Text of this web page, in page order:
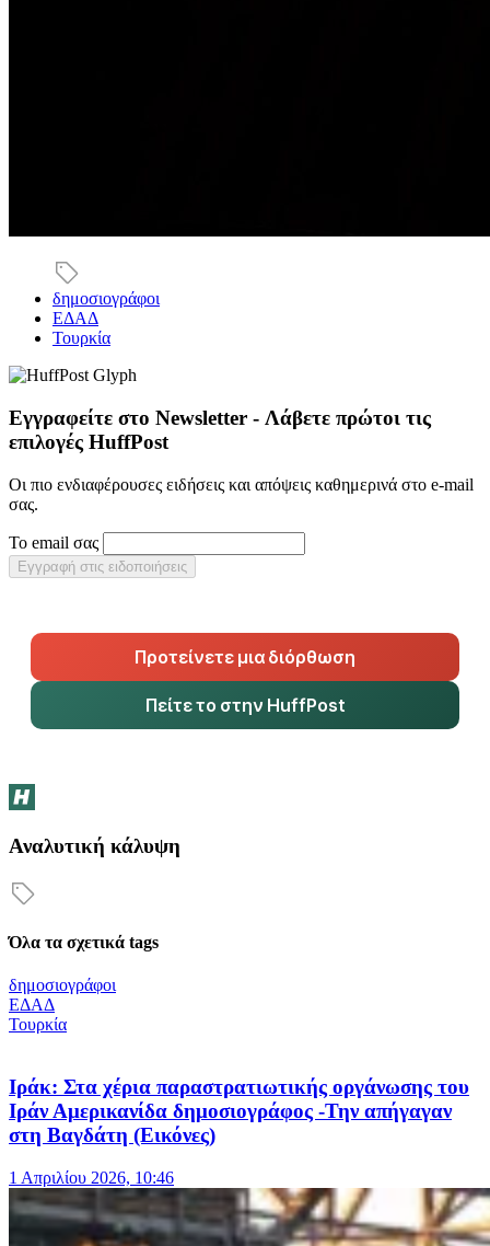
δημοσιογράφοι
ΕΔΑΔ
Τουρκία
Εγγραφείτε στο Newsletter - Λάβετε πρώτοι τις
επιλογές HuffPost
Οι πιο ενδιαφέρουσες ειδήσεις και απόψεις καθημερινά στο e-mail
σας.
Το email σας
Εγγραφή στις ειδοποιήσεις
Προτείνετε μια διόρθωση
Πείτε το στην HuffPost
Αναλυτική κάλυψη
Όλα τα σχετικά tags
δημοσιογράφοι
ΕΔΑΔ
Τουρκία
Ιράκ: Στα χέρια παραστρατιωτικής οργάνωσης του
Ιράν Αμερικανίδα δημοσιογράφος -Την απήγαγαν
στη Βαγδάτη (Εικόνες)
1 Απριλίου 2026, 10:46